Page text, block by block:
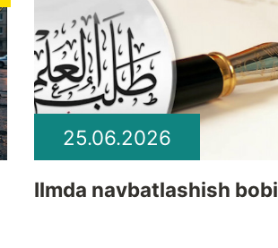
25.06.2026
Ilmda navbatlashish bobi